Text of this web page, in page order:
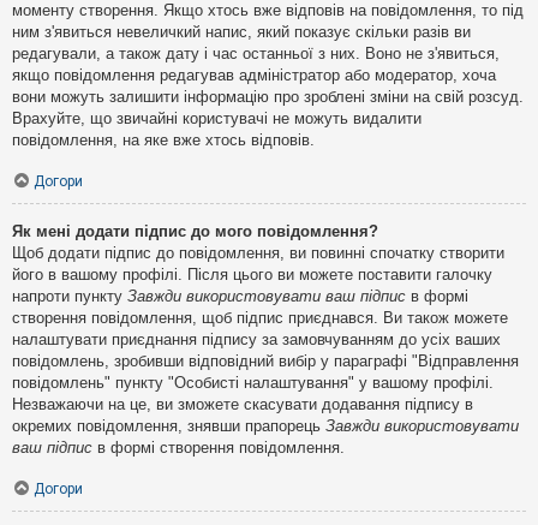
моменту створення. Якщо хтось вже відповів на повідомлення, то під
ним з'явиться невеличкий напис, який показує скільки разів ви
редагували, а також дату і час останньої з них. Воно не з'явиться,
якщо повідомлення редагував адміністратор або модератор, хоча
вони можуть залишити інформацію про зроблені зміни на свій розсуд.
Врахуйте, що звичайні користувачі не можуть видалити
повідомлення, на яке вже хтось відповів.
Догори
Як мені додати підпис до мого повідомлення?
Щоб додати підпис до повідомлення, ви повинні спочатку створити
його в вашому профілі. Після цього ви можете поставити галочку
напроти пункту Завжди використовувати ваш підпис в формі
створення повідомлення, щоб підпис приєднався. Ви також можете
налаштувати приєднання підпису за замовчуванням до усіх ваших
повідомлень, зробивши відповідний вибір у параграфі "Відправлення
повідомлень" пункту "Особисті налаштування" у вашому профілі.
Незважаючи на це, ви зможете скасувати додавання підпису в
окремих повідомлення, знявши прапорець Завжди використовувати
ваш підпис в формі створення повідомлення.
Догори